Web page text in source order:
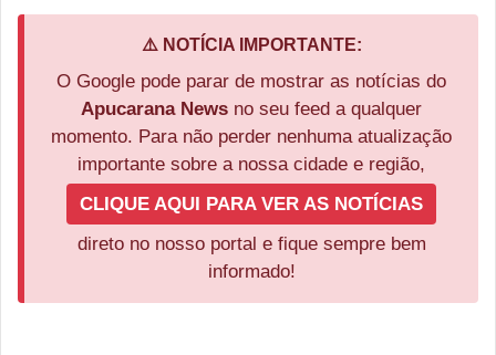
⚠️ NOTÍCIA IMPORTANTE:
O Google pode parar de mostrar as notícias do
Apucarana News no seu feed a qualquer
momento. Para não perder nenhuma atualização
importante sobre a nossa cidade e região,
CLIQUE AQUI PARA VER AS NOTÍCIAS
direto no nosso portal e fique sempre bem
informado!